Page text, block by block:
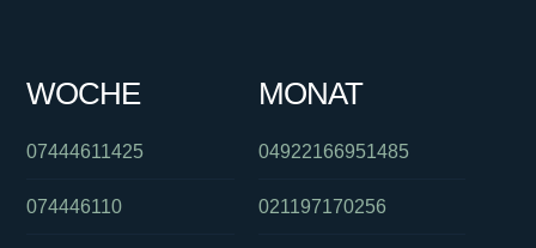
WOCHE
07444611425
074446110
MONAT
04922166951485
021197170256